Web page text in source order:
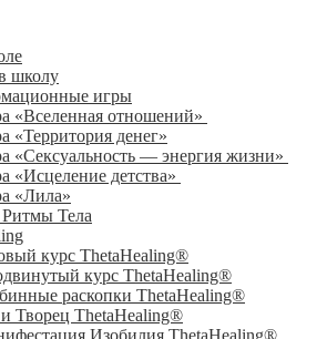
школу
игры
«Вселенная отношений»
«Территория денег»
«Сексуальность — энергия жизни»
«Исцеление детства»
«Лила»
Тела
курс ThetaHealing®
курс ThetaHealing®
раскопки ThetaHealing®
Творец ThetaHealing®
Изобилия ThetaHealing®